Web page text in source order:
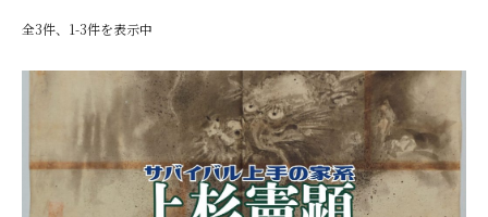
全3件、1-3件を表示中